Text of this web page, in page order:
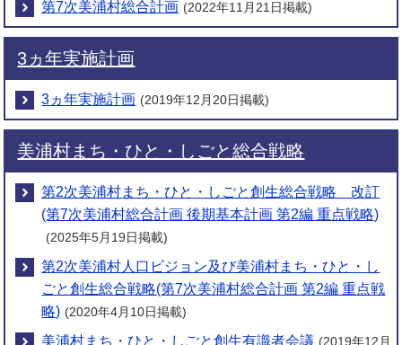
第7次美浦村総合計画 (2022年11月21日掲載)
3ヵ年実施計画
3ヵ年実施計画 (2019年12月20日掲載)
美浦村まち・ひと・しごと総合戦略
第2次美浦村まち・ひと・しごと創生総合戦略 改訂
(第7次美浦村総合計画 後期基本計画 第2編 重点戦略)
(2025年5月19日掲載)
第2次美浦村人口ビジョン及び美浦村まち・ひと・し
ごと創生総合戦略(第7次美浦村総合計画 第2編 重点戦
略) (2020年4月10日掲載)
美浦村まち・ひと・しごと創生有識者会議 (2019年12月